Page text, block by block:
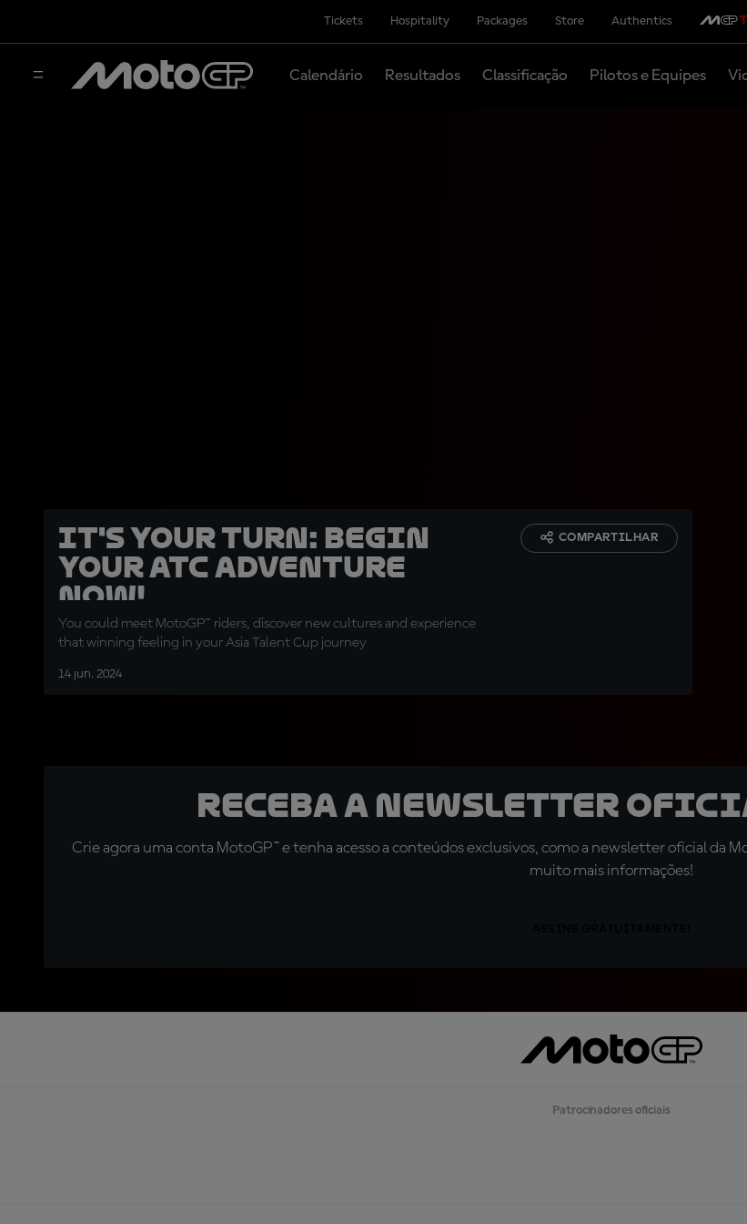
Tickets Hospitality Packages Store Authentics
Calendário Resultados Classificação Pilotos e Equipes
IT'S YOUR TURN: Begin
your ATC adventure
now!
You could meet MotoGP™ riders, discover new cultures and experience
that winning feeling in your Asia Talent Cup journey
14 jun. 2024
COMPARTILHAR
Receba a newsletter
Crie agora uma conta MotoGP™ e tenha acesso a conteúdos exclusivos, como a newsletter oficial da
muito mais informações!
Patrocinadores oficiais